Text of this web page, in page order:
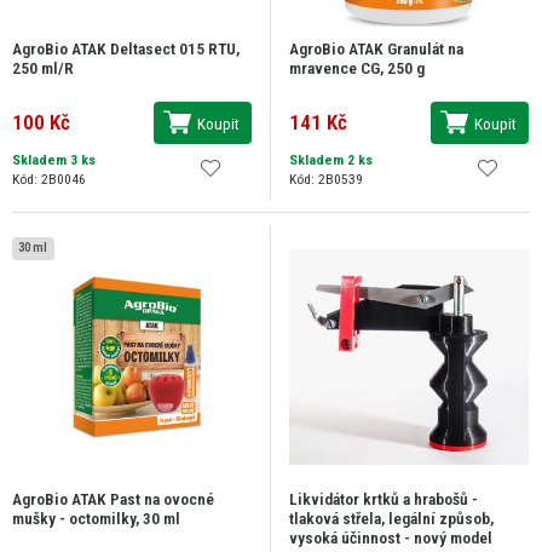
AgroBio ATAK Deltasect 015 RTU,
250 ml/R
100 Kč Koupit
Skladem 3 ks
Kód: 2B0046
AgroBio ATAK Granulát na
mravence CG, 250 g
141 Kč Koupit
Skladem 2 ks
Kód: 2B0539
30 ml
AgroBio ATAK Past na ovocné
mušky - octomilky, 30 ml
Likvidátor krtků a hrabošů -
tlaková střela, legální způsob,
vysoká účinnost - nový model